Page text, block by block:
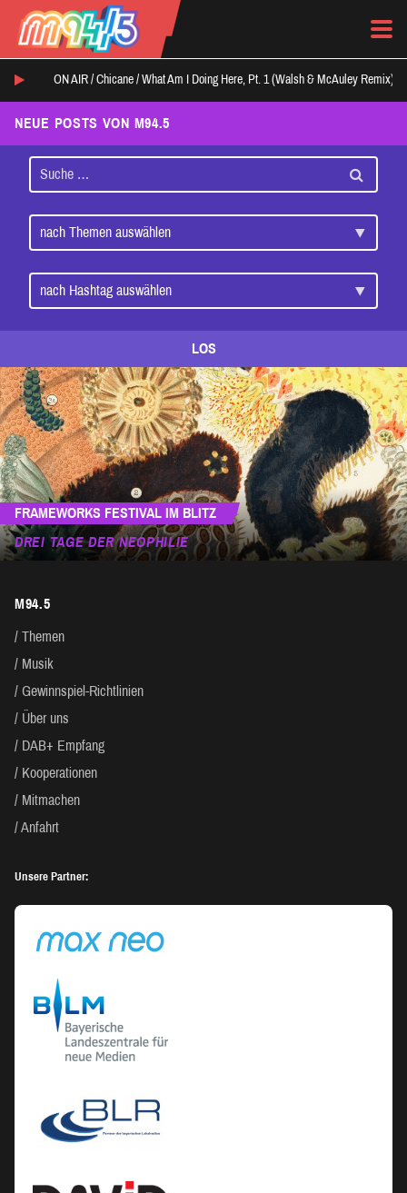
ON AIR / Chicane / What Am I Doing Here, Pt. 1 (Walsh & McAuley Remix)
NEUE POSTS VON M94.5
LOS
FRAMEWORKS FESTIVAL IM BLITZ
DREI TAGE DER NEOPHILIE
M94.5
Themen
Musik
Gewinnspiel-Richtlinien
Über uns
DAB+ Empfang
Kooperationen
Mitmachen
Anfahrt
Unsere Partner: